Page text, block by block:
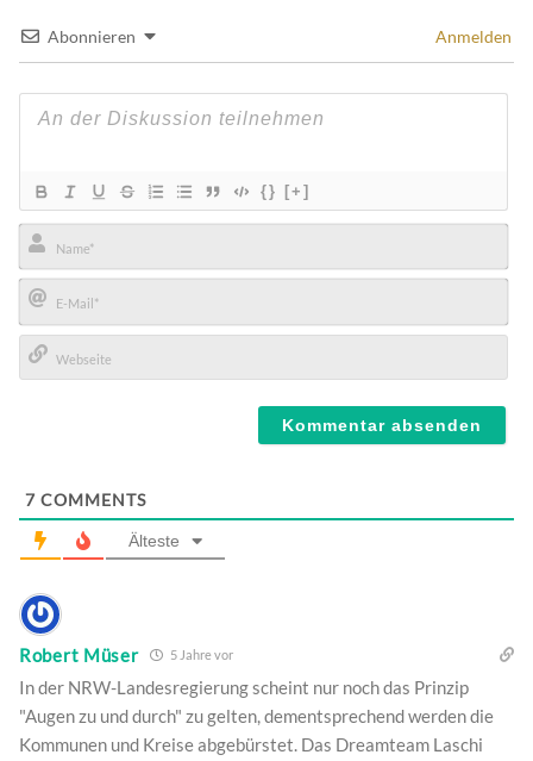
Abonnieren Anmelden
{} [+]
Name*
E-
Mail*
7 COMMENTS
Älteste
Robert Müser 5 Jahre vor
In der NRW-Landesregierung scheint nur noch das Prinzip
"Augen zu und durch" zu gelten, dementsprechend werden die
Kommunen und Kreise abgebürstet. Das Dreamteam Laschi